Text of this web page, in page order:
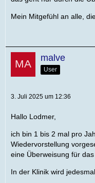
Mein Mitgefühl an alle,
malve
User
3. Juli 2025 um 12:36
Hallo Lodmer,
ich bin 1 bis 2 mal pro
Wiedervorstellung
eine Überweisung für
In der Klinik wird